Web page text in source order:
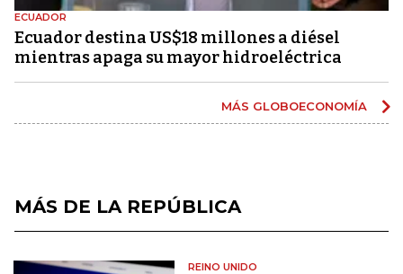
ECUADOR
Ecuador destina US$18 millones a diésel
mientras apaga su mayor hidroeléctrica
MÁS GLOBOECONOMÍA
MÁS DE LA REPÚBLICA
REINO UNIDO